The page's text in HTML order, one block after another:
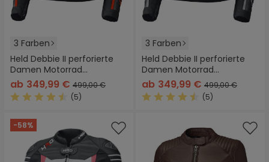
3 Farben
Held Debbie II perforierte
Damen Motorrad
Lederjacke
ab 349,99 € 499,00 €
(5)
3 Farben
Held Debbie II perforierte
Damen Motorrad
Lederjacke
ab 349,99 € 499,00 €
(5)
-58%